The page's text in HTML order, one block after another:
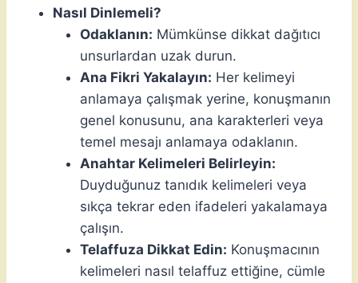
Nasıl Dinlemeli?
Odaklanın: Mümkünse dikkat dağıtıcı
unsurlardan uzak durun.
Ana Fikri Yakalayın: Her kelimeyi
anlamaya çalışmak yerine, konuşmanın
genel konusunu, ana karakterleri veya
temel mesajı anlamaya odaklanın.
Anahtar Kelimeleri Belirleyin:
Duyduğunuz tanıdık kelimeleri veya
sıkça tekrar eden ifadeleri yakalamaya
çalışın.
Telaffuza Dikkat Edin: Konuşmacının
kelimeleri nasıl telaffuz ettiğine, cümle